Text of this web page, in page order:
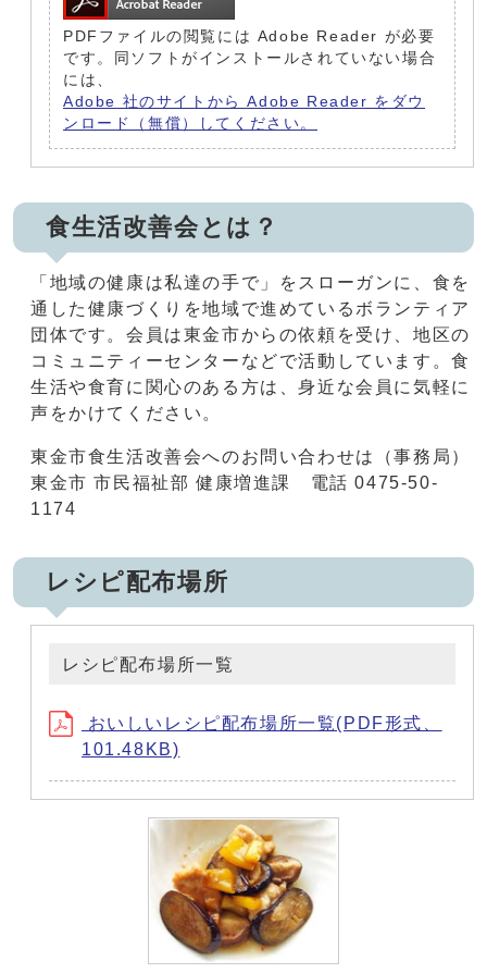
PDFファイルの閲覧には Adobe Reader が必要
です。同ソフトがインストールされていない場合
には、
Adobe 社のサイトから Adobe Reader をダウ
ンロード（無償）してください。
食生活改善会とは？
「地域の健康は私達の手で」をスローガンに、食を
通した健康づくりを地域で進めているボランティア
団体です。会員は東金市からの依頼を受け、地区の
コミュニティーセンターなどで活動しています。食
生活や食育に関心のある方は、身近な会員に気軽に
声をかけてください。
東金市食生活改善会へのお問い合わせは（事務局）
東金市 市民福祉部 健康増進課 電話 0475-50-
1174
レシピ配布場所
レシピ配布場所一覧
おいしいレシピ配布場所一覧(PDF形式、
101.48KB)